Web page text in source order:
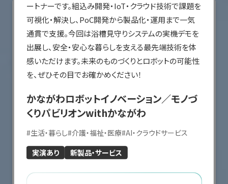
ートナーです。組込み開発・IoT・クラウド技術で課題を
可視化・解決し、PoC開発から製品化・運用まで一気
通貫で支援。今回は浴槽見守りシステムの実機デモを
出展し、安全・安心な暮らしを支える最先端技術を体
感いただけます。未来のものづくりとロボットの可能性
を、ぜひその目でお確かめください！
かながわロボットイノベーション／モノづ
くりパビリオンwithかながわ
#生活・暮らし#介護・福祉・医療#AI・クラウドサービス
実演あり
新製品・サービス
国際ロボット展
#スマートプロダクションロボット #スマートコミュニティロボット
リアル会場小間番号 : E5-10